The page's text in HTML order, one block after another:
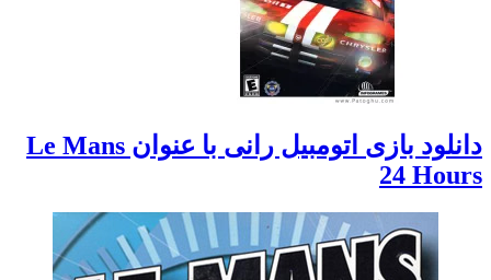
دانلود بازی اتومبیل رانی با عنوان Le Mans
24 Hours